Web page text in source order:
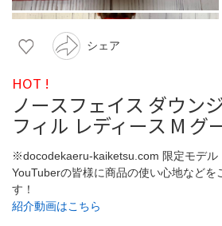
シェア
HOT !
ノースフェイス ダウン
フィル レディース M グ
※docodekaeru-kaiketsu.com 限定モデル
YouTuberの皆様に商品の使い心地などを
す！
紹介動画はこちら